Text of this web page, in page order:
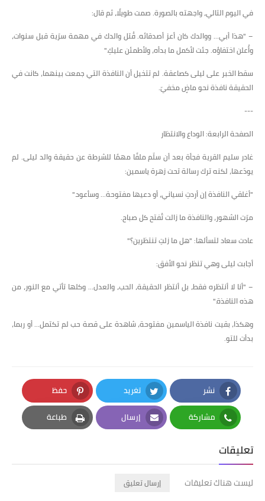
في اليوم التالي، واجهته بالصورة. صمت طويلًا، ثم قال:
– "هذا أبي... ووالدك كان أعز أصدقائه. قُتل والدك في مهمة سرّية قبل سنوات،
وأُعلن اختفاؤه. جئت لأكمل ما بدأه، ولأطمئن عليكِ."
سقط الخبر على ليلى كصاعقة. لم تتخيل أن النافذة التي جمعت بينهما، كانت في
الحقيقة نافذة نحو ماضٍ مخفيّ.
---
الصفحة الرابعة: الوداع والانتظار
غادر سليم القرية فجأة بعد أن سلّم ملفًا مهمًا للشرطة عن حقيقة والد ليلى. لم
يودّعها، لكنه ترك رسالة تحت زهرة ياسمين:
"أغلقي النافذة إن أردتِ نسياني، أو دعيها مفتوحة... وسأعود."
مرّت الشهور، والنافذة ما زالت تُفتح كل صباح.
عادت سعاد لتسألها: "هل ما زلتِ تنتظرين؟"
أجابت ليلى وهي تنظر نحو الأفق:
– "أنا لا أنتظره فقط، بل أنتظر الحقيقة، الحب، والعدل... وكلها تأتي مع النور، من
هذه النافذة."
وهكذا، بقيت نافذة الياسمين مفتوحة، شاهدة على قصة حب لم تكتمل... أو ربما،
بدأت للتو.
نشر
Facebook
تغريد
Twitter
حفظ
Pinterest
مشاركة
Whatsapp
إرسال
Email
طباعة
Print
تعليقات
ليست هناك تعليقات إرسال تعليق